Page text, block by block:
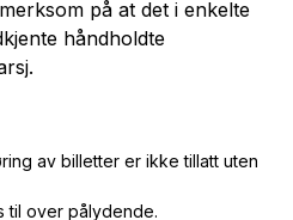
på at det i enkelte
håndholdte
av billetter er ikke tillatt uten
til over pålydende.